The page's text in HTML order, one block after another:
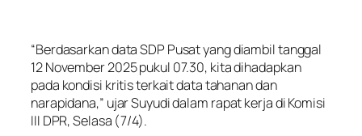
“Berdasarkan data SDP Pusat yang diambil tanggal
12 November 2025 pukul 07.30, kita dihadapkan
pada kondisi kritis terkait data tahanan dan
narapidana,” ujar Suyudi dalam rapat kerja di Komisi
III DPR, Selasa (7/4).